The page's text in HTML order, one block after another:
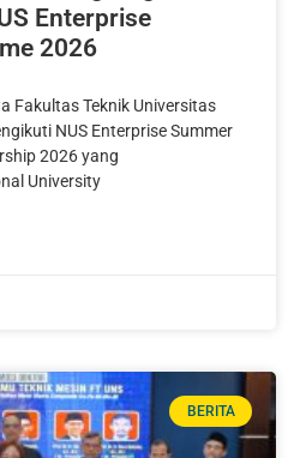
Enterprise
2026
Fakultas Teknik Universitas
NUS Enterprise Summer
2026 yang
University
BERITA